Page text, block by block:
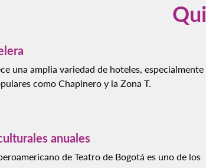
una amplia variedad de hoteles, especialmente
como Chapinero y la Zona T.
anuales
de Teatro de Bogotá es uno de los